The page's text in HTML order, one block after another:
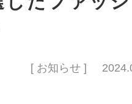
[ お知らせ ]